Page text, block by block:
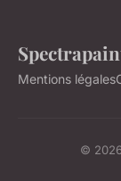
Mentions légales
©